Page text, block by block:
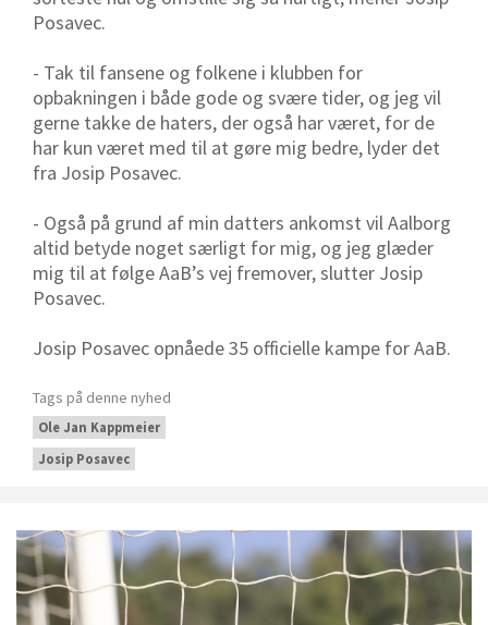
Posavec.
- Tak til fansene og folkene i klubben for
opbakningen i både gode og svære tider, og jeg vil
gerne takke de haters, der også har været, for de
har kun været med til at gøre mig bedre, lyder det
fra Josip Posavec.
- Også på grund af min datters ankomst vil Aalborg
altid betyde noget særligt for mig, og jeg glæder
mig til at følge AaB’s vej fremover, slutter Josip
Posavec.
Josip Posavec opnåede 35 officielle kampe for AaB.
Tags på denne nyhed
Ole Jan Kappmeier
Josip Posavec